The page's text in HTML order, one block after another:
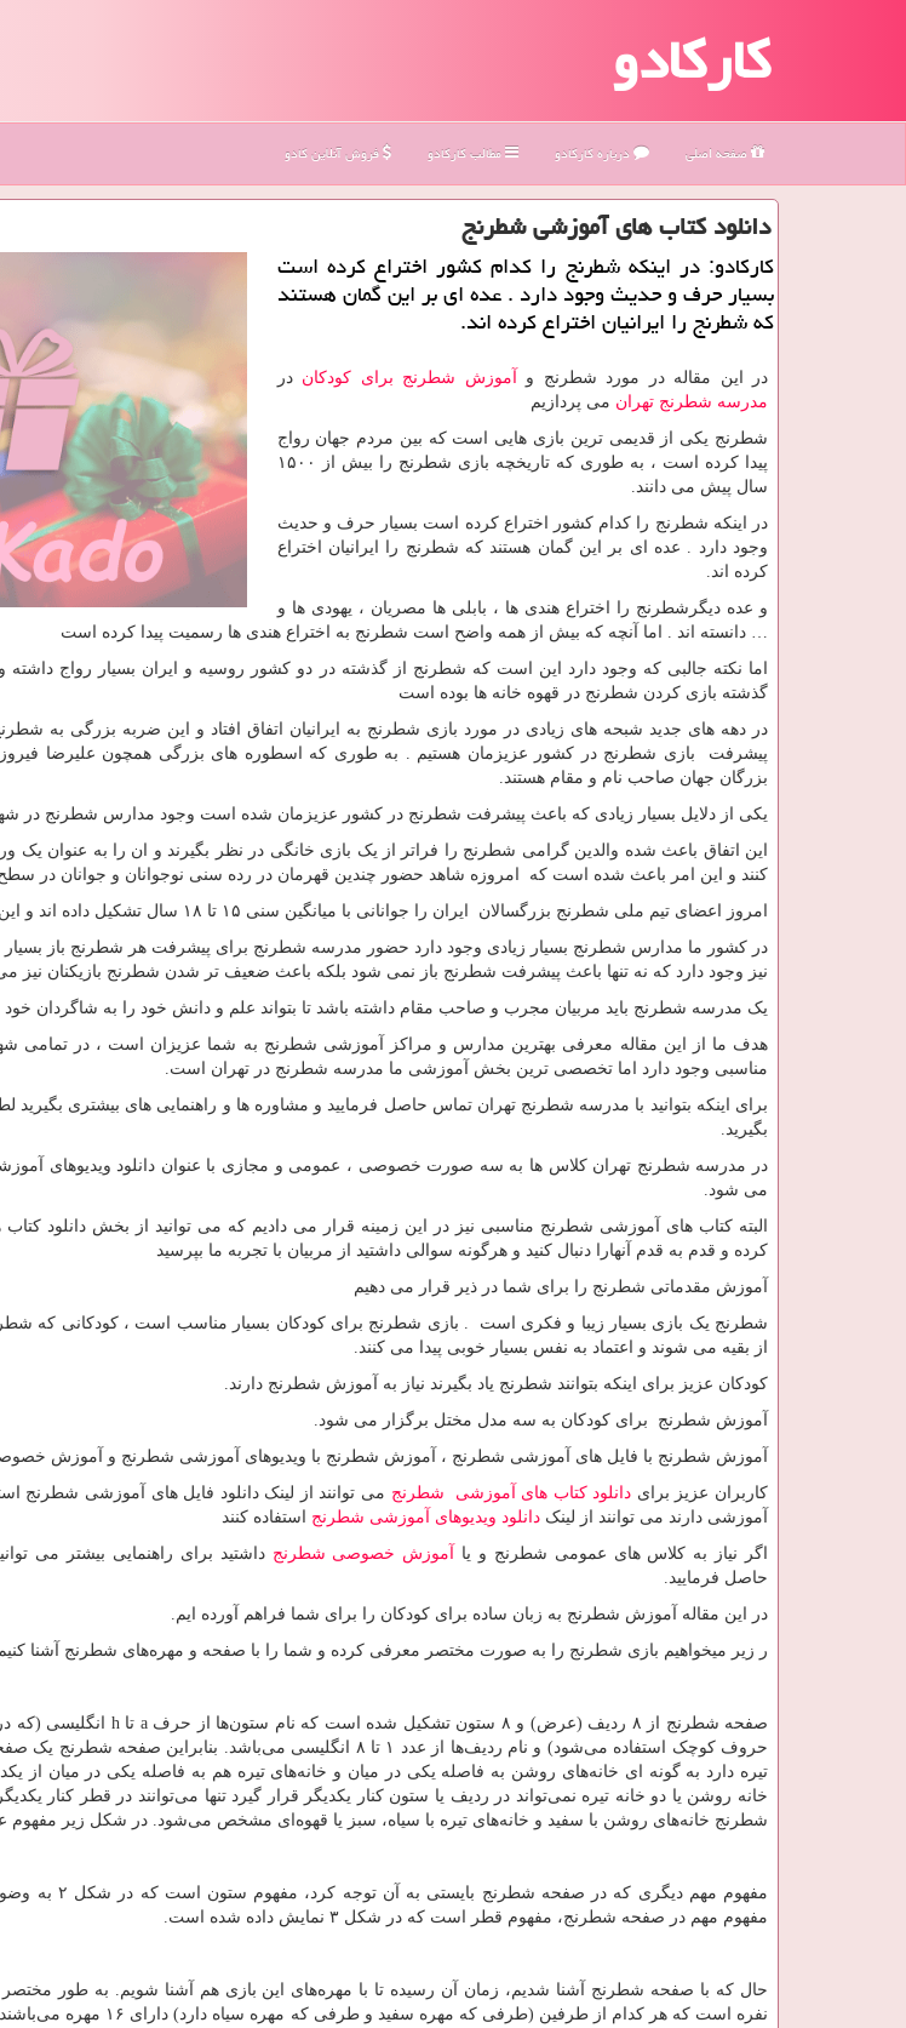
کارکادو
صفحه اصلی درباره كاركادو مطالب كاركادو فروش آنلاین کادو
دانلود كتاب های آموزشی شطرنج
كاركادو: در اینكه شطرنج را كدام كشور اختراع كرده است
بسیار حرف و حدیث وجود دارد . عده ای بر این گمان هستند
كه شطرنج را ایرانیان اختراع كرده اند.
در این مقاله در مورد شطرنج و آموزش شطرنج برای کودکان در
مدرسه شطرنج تهران می پردازیم
شطرنج یکی از قدیمی ترین بازی هایی است که بین مردم جهان رواج
پیدا کرده است ، به طوری که تاریخچه بازی شطرنج را بیش از ۱۵۰۰
سال پیش می دانند.
در اینکه شطرنج را کدام کشور اختراع کرده است بسیار حرف و حدیث
وجود دارد . عده ای بر این گمان هستند که شطرنج را ایرانیان اختراع
کرده اند.
و عده دیگرشطرنج را اختراع هندی ها ، بابلی ها مصریان ، یهودی ها و
… دانسته اند . اما آنچه که بیش از همه واضح است شطرنج به اختراع هندی ها رسمیت پیدا کرده است
اما نکته جالبی که وجود دارد این است که شطرنج از گذشته در دو کشور روسیه و ایران بسیار رواج داشته
گذشته بازی کردن شطرنج در قهوه خانه ها بوده است
در دهه های جدید شبحه های زیادی در مورد بازی شطرنج به ایرانیان اتفاق افتاد و این ضربه بزرگی به
پیشرفت بازی شطرنج در کشور عزیزمان هستیم . به طوری که اسطوره های بزرگی همچون علیرضا
بزرگان جهان صاحب نام و مقام هستند.
یکی از دلایل بسیار زیادی که باعث پیشرفت شطرنج در کشور عزیزمان شده است وجود مدارس شطرنج در
این اتفاق باعث شده والدین گرامی شطرنج را فراتر از یک بازی خانگی در نظر بگیرند و ان را به عنوان یک
کنند و این امر باعث شده است که امروزه شاهد حضور چندین قهرمان در رده سنی نوجوانان و جوانان در
امروز اعضای تیم ملی شطرنج بزرگسالان ایران را جوانانی با میانگین سنی ۱۵ تا ۱۸ سال تشکیل داده اند و این یک موفقعیت بسیار بزرگ است.
در کشور ما مدارس شطرنج بسیار زیادی وجود دارد حضور مدرسه شطرنج برای پیشرفت هر شطرنج باز
نیز وجود دارد که نه تنها باعث پیشرفت شطرنج باز نمی شود بلکه باعث ضعیف تر شدن شطرنج بازیکنان نیز
یک مدرسه شطرنج باید مربیان مجرب و صاحب مقام داشته باشد تا بتواند علم و دانش خود را به شاگردان خود
هدف ما از این مقاله معرفی بهترین مدارس و مراکز آموزشی شطرنج به شما عزیزان است ، در تمامی
مناسبی وجود دارد اما تخصصی ترین بخش آموزشی ما مدرسه شطرنج در تهران است.
بگیرید.
در مدرسه شطرنج تهران کلاس ها به سه صورت خصوصی ، عمومی و مجازی با عنوان دانلود ویدیوهای
می شود.
البته کتاب های آموزشی شطرنج مناسبی نیز در این زمینه قرار می دادیم که می توانید از بخش دانلود
کرده و قدم به قدم آنهارا دنبال کنید و هرگونه سوالی داشتید از مربیان با تجربه ما بپرسید
آموزش مقدماتی شطرنج را برای شما در ذیر قرار می دهیم
شطرنج یک بازی بسیار زیبا و فکری است . بازی شطرنج برای کودکان بسیار مناسب است ، کودکانی که
از بقیه می شوند و اعتماد به نفس بسیار خوبی پیدا می کنند.
کودکان عزیز برای اینکه بتوانند شطرنج یاد بگیرند نیاز به آموزش شطرنج دارند.
آموزش شطرنج برای کودکان به سه مدل مختل برگزار می شود.
آموزش شطرنج با فایل های آموزشی شطرنج ، آموزش شطرنج با ویدیوهای آموزشی شطرنج و آموزش
کاربران عزیز برای دانلود کتاب های آموزشی شطرنج می توانند از لینک دانلود فایل های آموزشی شطرنج
آموزشی دارند می توانند از لینک دانلود ویدیوهای آموزشی شطرنج استفاده کنند
اگر نیاز به کلاس های عمومی شطرنج و یا
آموزش خصوصی شطرنج
حاصل فرمایید.
در این مقاله آموزش شطرنج به زبان ساده برای کودکان را برای شما فراهم آورده ایم.
ر زیر میخواهیم بازی شطرنج را به صورت مختصر معرفی کرده و شما را با صفحه و مهره‌های شطرنج آشنا
صفحه شطرنج از ۸ ردیف (عرض) و ۸ ستون تشکیل شده است که نام ستون‌ها از حرف a تا h
انگلیسی (که
تیره دارد به گونه ای خانه‌های روشن به فاصله یکی در میان و خانه‌های تیره هم به فاصله یکی در میان از
خانه روشن یا دو خانه تیره نمی‌تواند در ردیف یا ستون کنار یکدیگر قرار گیرد تنها می‌توانند در قطر کنار
شطرنج خانه‌های روشن با سفید و خانه‌های تیره با سیاه، سبز یا قهوه‌ای مشخص می‌شود. در شکل زیر مفهوم
مفهوم مهم دیگری که
مفهوم مهم در صفحه شطرنج، مفهوم قطر است که در شکل ۳ نمایش داده شده است.
حال که با صفحه شطرنج آشنا شدیم، زمان آن رسیده تا با مهره‌های این بازی هم آشنا شویم. به طور
نفره است که هر کدام از طرفین (طرفی